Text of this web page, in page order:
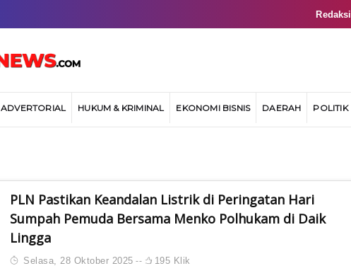
Redaksi
ADVERTORIAL HUKUM & KRIMINAL EKONOMI BISNIS DAERAH POLITIK
PLN Pastikan Keandalan Listrik di Peringatan Hari
Sumpah Pemuda Bersama Menko Polhukam di Daik
Lingga
Selasa, 28 Oktober 2025 195 Klik